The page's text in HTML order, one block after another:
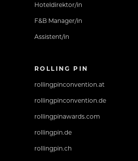
Hoteldirektor/in
F&B Manager/in
Assistent/in
ROLLING PIN
rollingpinconvention.at
rollingpinconvention.de
rollingpinawards.com
rollingpin.de
rollingpin.ch